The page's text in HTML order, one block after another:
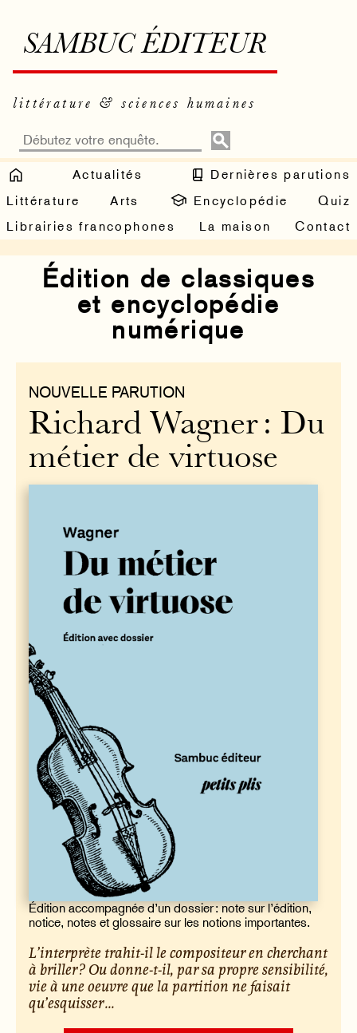
SAMBUC ÉDITEUR
littérature & sciences humaines
Actualités
Dernières parutions
Littérature
Arts Encyclopédie
Quiz
Librairies francophones
La maison Contact
Édition de classiques
et encyclopédie
numérique
NOUVELLE PARUTION
Richard Wagner : Du
métier de virtuose
Édition accompagnée d’un dossier : note sur l’édition,
notice, notes et glossaire sur les notions importantes.
L’interprète trahit-il le compositeur en cherchant
à briller ? Ou donne-t-il, par sa propre sensibilité,
vie à une oeuvre que la partition ne faisait
qu’esquisser ...